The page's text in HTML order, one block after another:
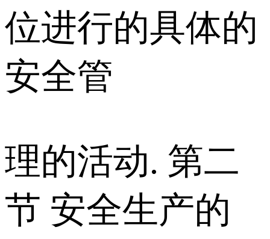
位进行的具体的
安全管
理的活动. 第二
节 安全生产的